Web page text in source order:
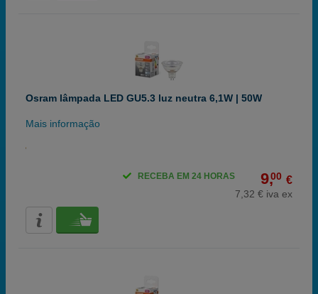
Osram lâmpada LED GU5.3 luz neutra 6,1W | 50W
Mais informação
9,00 €
7,32 € iva ex
RECEBA EM 24 HORAS